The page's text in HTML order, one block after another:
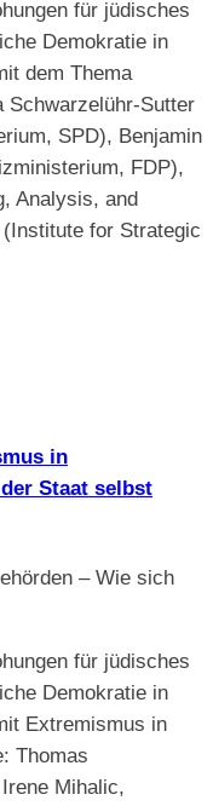
für jüdisches
Demokratie in
dem Thema
Schwarzelühr-Sutter
SPD), Benjamin
FDP),
Analysis, and
for Strategic
in
Staat selbst
– Wie sich
für jüdisches
Demokratie in
Extremismus in
Thomas
Mihalic,